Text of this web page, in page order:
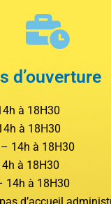
d’ouverture
à 18H30
à 18H30
14h à 18H30
à 18H30
14h à 18H30